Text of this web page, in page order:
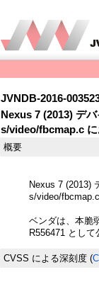
JVNDB-2016-
Nexus 7 (2013) デ
s/video/fbcmap.c
概要
Nexus 7 (2013)
s/video/
ベンダは、本脆
R556471 として
CVSS による深刻度 (